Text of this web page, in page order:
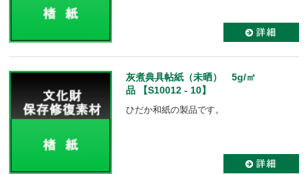
灰煮典具帖紙（未晒） 5g/㎡
品 【S10012 - 10】
ひだか和紙の製品です。